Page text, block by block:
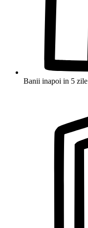
Banii inapoi in 5 zile